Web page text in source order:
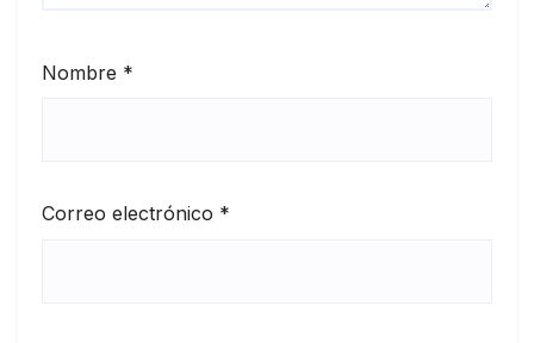
Nombre *
Correo electrónico *